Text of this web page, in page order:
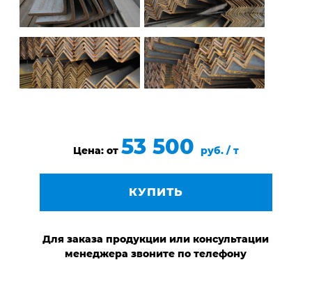
Цена: от 53 500 руб. / т
КУПИТЬ
Для заказа продукции или консультации
менеджера звоните по телефону